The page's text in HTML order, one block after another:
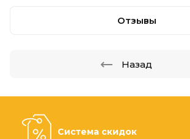
Отзывы
Назад
Система скидок